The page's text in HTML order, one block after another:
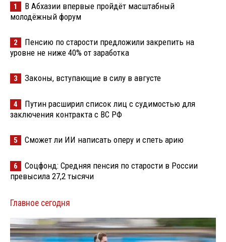
1
В Абхазии впервые пройдёт масштабный
молодёжный форум
2
Пенсию по старости предложили закрепить на
уровне не ниже 40% от заработка
3 Законы, вступающие в силу в августе
4
Путин расширил список лиц с судимостью для
заключения контракта с ВС РФ
5 Сможет ли ИИ написать оперу и спеть арию
6
Соцфонд: Средняя пенсия по старости в России
превысила 27,2 тысячи
Главное сегодня